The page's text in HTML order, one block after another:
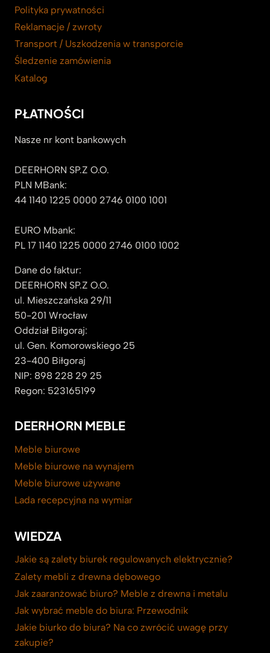
Polityka prywatności
Reklamacje / zwroty
Transport / Uszkodzenia w transporcie
Śledzenie zamówienia
Katalog
PŁATNOŚCI
Nasze nr kont bankowych
DEERHORN SP.Z O.O.
PLN MBank:
44 1140 1225 0000 2746 0100 1001
EURO Mbank:
PL 17 1140 1225 0000 2746 0100 1002
Dane do faktur:
DEERHORN SP.Z O.O.
ul. Mieszczańska 29/11
50-201 Wrocław
Oddział Biłgoraj:
ul. Gen. Komorowskiego 25
23-400 Biłgoraj
NIP: 898 228 29 25
Regon: 523165199
DEERHORN MEBLE
Meble biurowe
Meble biurowe na wynajem
Meble biurowe używane
Lada recepcyjna na wymiar
WIEDZA
Jakie są zalety biurek regulowanych elektrycznie?
Zalety mebli z drewna dębowego
Jak zaaranżować biuro? Meble z drewna i metalu
Jak wybrać meble do biura: Przewodnik
Jakie biurko do biura? Na co zwrócić uwagę przy
zakupie?